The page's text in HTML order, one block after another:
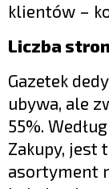
klientów –
Liczba stron
Gazetek
ubywa, ale
55%.
Zakupy, jest
asortyment